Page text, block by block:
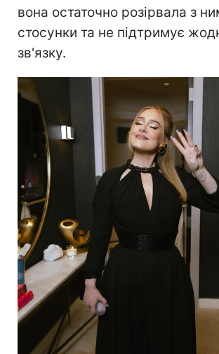
вона остаточно розірвала з
стосунки та не підтримує
зв'язку.